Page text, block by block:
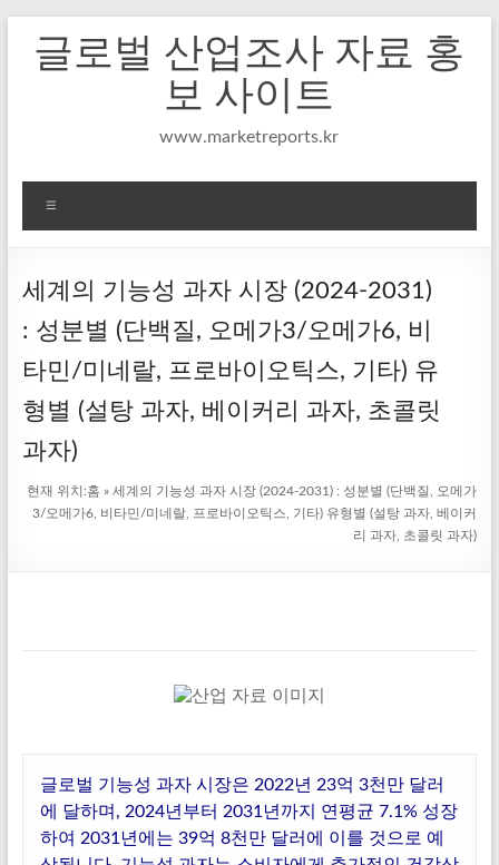
content
글로벌 산업조사 자료 홍
보 사이트
www.marketreports.kr
뉴
세계의 기능성 과자 시장 (2024-2031)
: 성분별 (단백질, 오메가3/오메가6, 비
타민/미네랄, 프로바이오틱스, 기타) 유
형별 (설탕 과자, 베이커리 과자, 초콜릿
과자)
현재 위치:홈 »세계의 기능성 과자 시장 (2024-2031) : 성분별 (단백질, 오메가
3/오메가6, 비타민/미네랄, 프로바이오틱스, 기타) 유형별 (설탕 과자, 베이커
리 과자, 초콜릿 과자)
글로벌 기능성 과자 시장은 2022년 23억 3천만 달러
에 달하며, 2024년부터 2031년까지 연평균 7.1% 성장
하여 2031년에는 39억 8천만 달러에 이를 것으로 예